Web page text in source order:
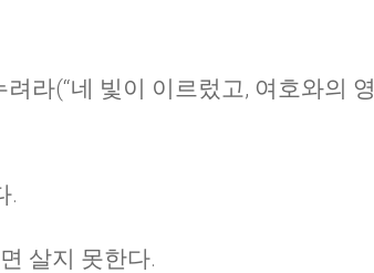
라(“네 빛이 이르렀고, 여호와의 영
.
살지 못한다.